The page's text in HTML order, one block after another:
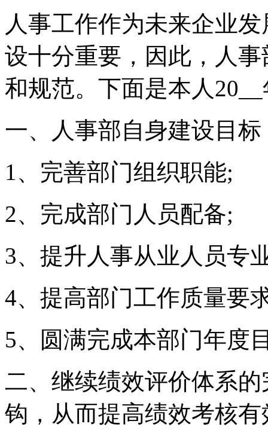
人事工作作为未来企业
设十分重要，因此，人
和规范。下面是本人
一、人事部自身建设目标
1、完善部门组织职能;
2、完成部门人员配备;
3、提升人事从业人员专
4、提高部门工作质量要
5、圆满完成本部门年度
二、继续绩效评价体系
钩，从而提高绩效考核有